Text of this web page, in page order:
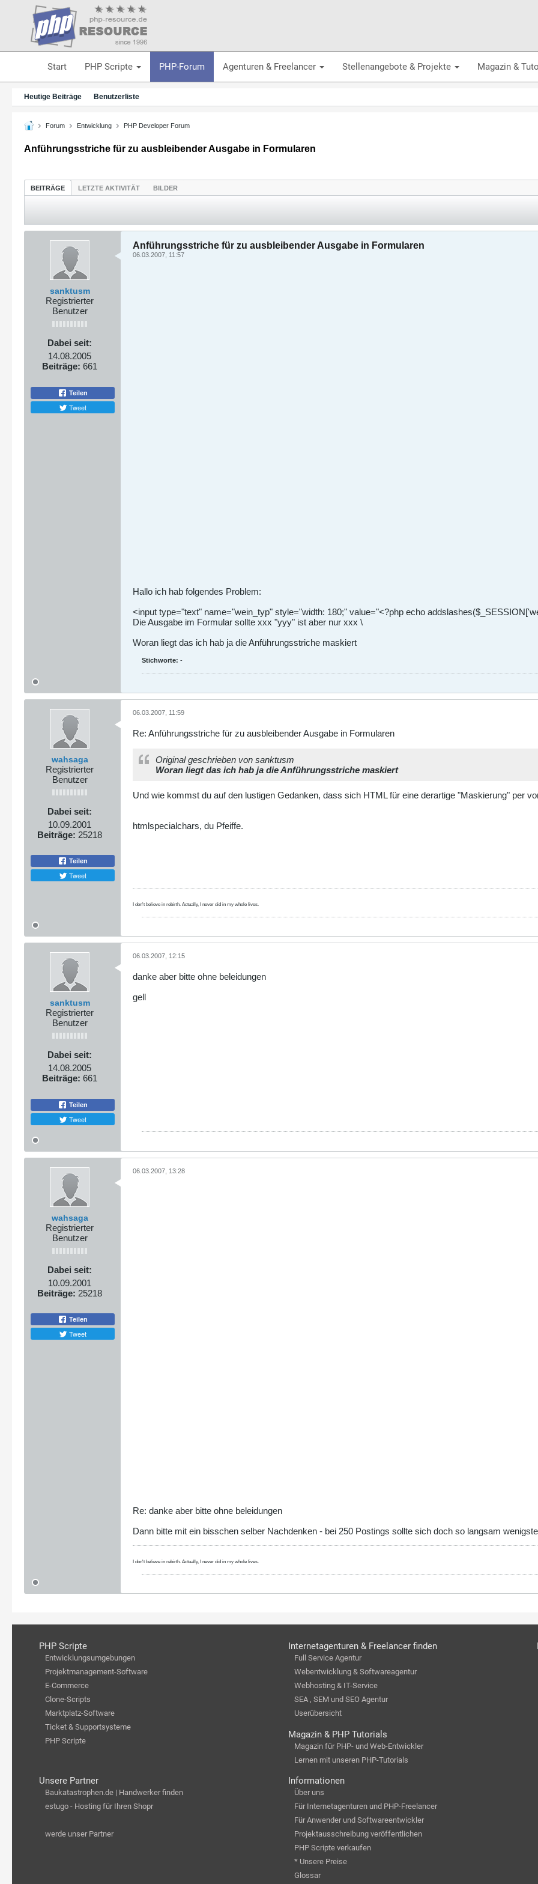
Start PHP Scripte PHP-Forum Agenturen & Freelancer Stellenangebote & Projekte Magazin &
Heutige Beiträge Benutzerliste
Forum Entwicklung PHP Developer Forum
Anführungsstriche für zu ausbleibender Ausgabe in Formularen
BEITRÄGE LETZTE AKTIVITÄT BILDER
sanktusm
Registrierter
Benutzer
Dabei seit:
14.08.2005
Beiträge: 661
Teilen
Tweet
Anführungsstriche für zu ausbleibender Ausgabe in Formularen
06.03.2007, 11:57
Hallo ich hab folgendes Problem:
<input type="text" name="wein_typ" style="width: 180;" value="<?php echo
Die Ausgabe im Formular sollte xxx "yyy" ist aber nur xxx \
Woran liegt das ich hab ja die Anführungsstriche maskiert
Stichworte: -
wahsaga
Registrierter
Benutzer
Dabei seit:
10.09.2001
Beiträge: 25218
Teilen
Tweet
06.03.2007, 11:59
Re: Anführungsstriche für zu ausbleibender Ausgabe in Formularen
Original geschrieben von sanktusm
Woran liegt das ich hab ja die Anführungsstriche maskiert
Und wie kommst du auf den lustigen Gedanken, dass sich HTML für eine derartige "Maskierung" per
htmlspecialchars, du Pfeiffe.
I don't believe in rebirth. Actually, I never did in my whole lives.
sanktusm
Registrierter
Benutzer
Dabei seit:
14.08.2005
Beiträge: 661
Teilen
Tweet
06.03.2007, 12:15
danke aber bitte ohne beleidungen
gell
wahsaga
Registrierter
Benutzer
Dabei seit:
10.09.2001
Beiträge: 25218
Teilen
Tweet
06.03.2007, 13:28
Re: danke aber bitte ohne beleidungen
Dann bitte mit ein bisschen selber Nachdenken - bei 250 Postings sollte sich doch so langsam
I don't believe in rebirth. Actually, I never did in my whole lives.
PHP Scripte
Entwicklungsumgebungen
Projektmanagement-Software
E-Commerce
Clone-Scripts
Marktplatz-Software
Ticket & Supportsysteme
PHP Scripte
Internetagenturen & Freelancer finden
Full Service Agentur
Webentwicklung & Softwareagentur
Webhosting & IT-Service
SEA , SEM und SEO Agentur
Userübersicht
Magazin & PHP Tutorials
Magazin für PHP- und Web-Entwickler
Lernen mit unseren PHP-Tutorials
Unsere Partner
Baukatastrophen.de | Handwerker finden
estugo - Hosting für Ihren Shopr
werde unser Partner
Informationen
Über uns
Für Internetagenturen und PHP-Freelancer
Für Anwender und Softwareentwickler
Projektausschreibung veröffentlichen
PHP Scripte verkaufen
* Unsere Preise
Glossar